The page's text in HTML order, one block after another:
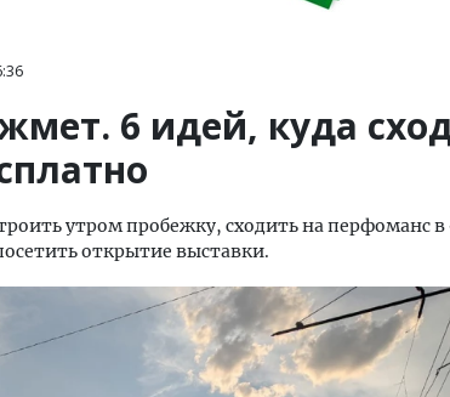
6 идей, куда
утром пробежку, сходить на перфоманс
открытие выставки.